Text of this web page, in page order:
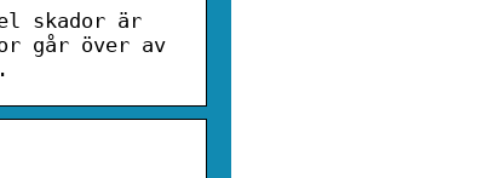
skador är
går över av